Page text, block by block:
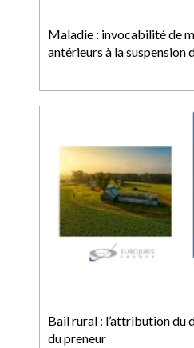
Maladie : invocabilité de
antérieurs à la suspension
Bail rural : l’attribution du
du preneur